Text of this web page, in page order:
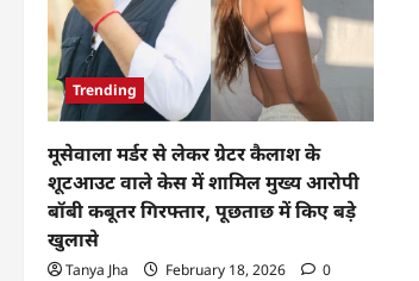
Trending
मूसेवाला मर्डर से लेकर ग्रेटर कैलाश के
शूटआउट वाले केस में शामिल मुख्य आरोपी
बॉबी कबूतर गिरफ्तार, पूछताछ में किए बड़े
खुलासे
Tanya Jha February 18, 2026 0